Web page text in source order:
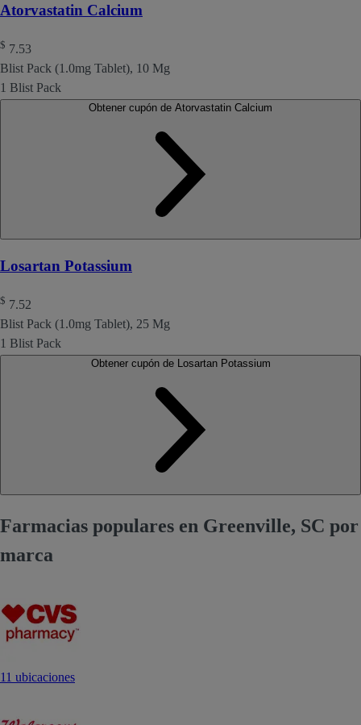
Atorvastatin Calcium
$ 7.53
Blist Pack (1.0mg Tablet), 10 Mg
1 Blist Pack
Losartan Potassium
$ 7.52
Blist Pack (1.0mg Tablet), 25 Mg
1 Blist Pack
Farmacias populares en Greenville, SC por
marca
11 ubicaciones